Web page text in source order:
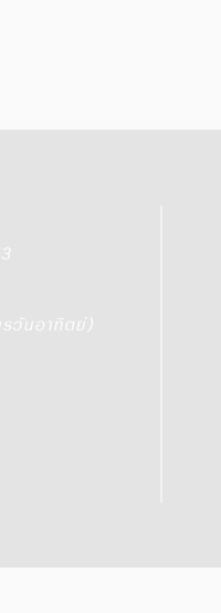
วันอาทิตย์)